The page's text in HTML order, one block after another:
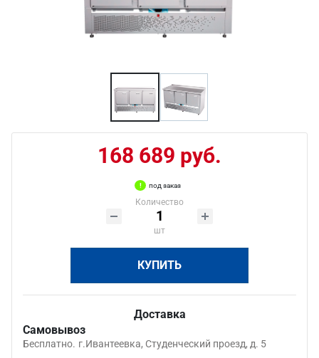
168 689 руб.
под заказ
Количество
шт
КУПИТЬ
Доставка
Самовывоз
Бесплатно. г.Ивантеевка, Студенческий проезд, д. 5